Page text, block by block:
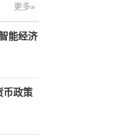
更多»
能经济
币政策